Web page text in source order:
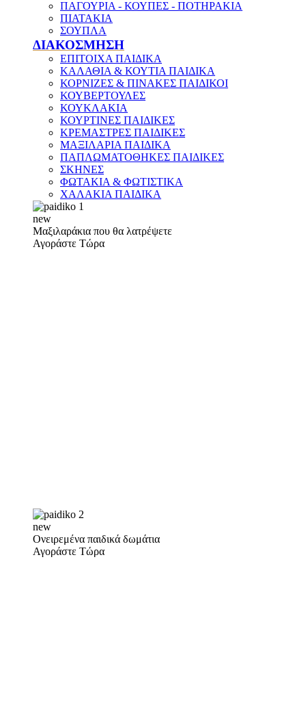
ΠΑΓΟΥΡΙΑ - ΚΟΥΠΕΣ - ΠΟΤΗΡΑΚΙΑ
ΠΙΑΤΑΚΙΑ
ΣΟΥΠΛΑ
ΔΙΑΚΟΣΜΗΣΗ
ΕΠΙΤΟΙΧΑ ΠΑΙΔΙΚΑ
ΚΑΛΑΘΙΑ & ΚΟΥΤΙΑ ΠΑΙΔΙΚΑ
ΚΟΡΝΙΖΕΣ & ΠΙΝΑΚΕΣ ΠΑΙΔΙΚΟΙ
ΚΟΥΒΕΡΤΟΥΛΕΣ
ΚΟΥΚΛΑΚΙΑ
ΚΟΥΡΤΙΝΕΣ ΠΑΙΔΙΚΕΣ
ΚΡΕΜΑΣΤΡΕΣ ΠΑΙΔΙΚΕΣ
ΜΑΞΙΛΑΡΙΑ ΠΑΙΔΙΚΑ
ΠΑΠΛΩΜΑΤΟΘΗΚΕΣ ΠΑΙΔΙΚΕΣ
ΣΚΗΝΕΣ
ΦΩΤΑΚΙΑ & ΦΩΤΙΣΤΙΚΑ
ΧΑΛΑΚΙΑ ΠΑΙΔΙΚΑ
new
Μαξιλαράκια που θα λατρέψετε
Αγοράστε Τώρα
new
Ονειρεμένα παιδικά δωμάτια
Αγοράστε Τώρα